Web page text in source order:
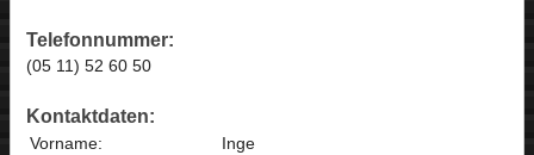
Telefonnummer:
(05 11) 52 60 50
Kontaktdaten:
Vorname:
Inge